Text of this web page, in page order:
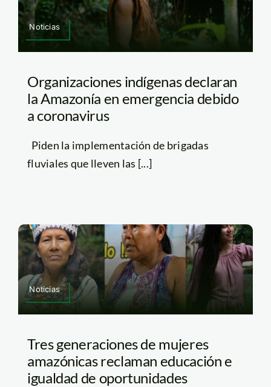
Noticias
Organizaciones indígenas declaran
la Amazonía en emergencia debido
a coronavirus
Piden la implementación de brigadas
fluviales que lleven las [...]
Noticias
Tres generaciones de mujeres
amazónicas reclaman educación e
igualdad de oportunidades